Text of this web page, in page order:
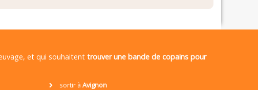
et qui souhaitent trouver une bande de copains pour
sortir à Avignon